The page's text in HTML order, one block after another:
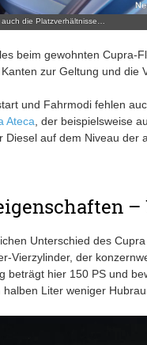
die Platzverhältnisse…
beim gewohnten Cupra-
zur Geltung und die
und Fahrmodi fehlen
Ateca , der beispielsweise
auf dem Niveau der
Unterschied des
Vierzylinder, der
beträgt hier 150 PS und
Liter weniger